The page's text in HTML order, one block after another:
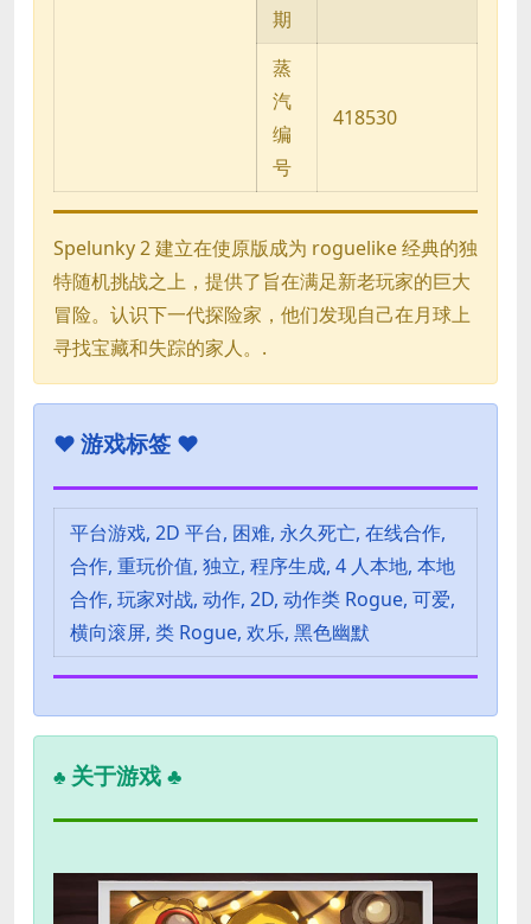
期
蒸
汽
编
号
418530
Spelunky 2 建立在使原版成为 roguelike 经典的独
特随机挑战之上，提供了旨在满足新老玩家的巨大
冒险。认识下一代探险家，他们发现自己在月球上
寻找宝藏和失踪的家人。.
♥ 游戏标签 ♥
平台游戏, 2D 平台, 困难, 永久死亡, 在线合作,
合作, 重玩价值, 独立, 程序生成, 4 人本地, 本地
合作, 玩家对战, 动作, 2D, 动作类 Rogue, 可爱,
横向滚屏, 类 Rogue, 欢乐, 黑色幽默
♣ 关于游戏 ♣